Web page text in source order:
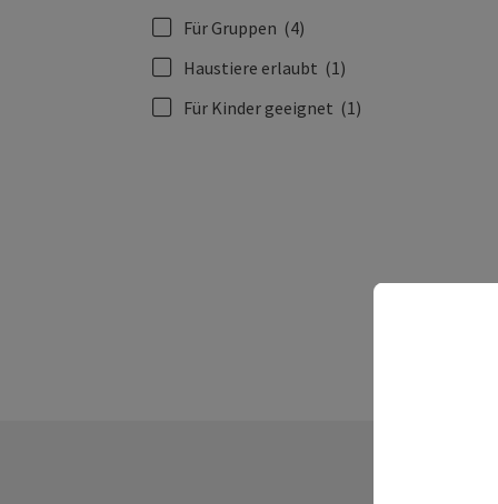
Für Gruppen (4)
Haustiere erlaubt (1)
Für Kinder geeignet (1)